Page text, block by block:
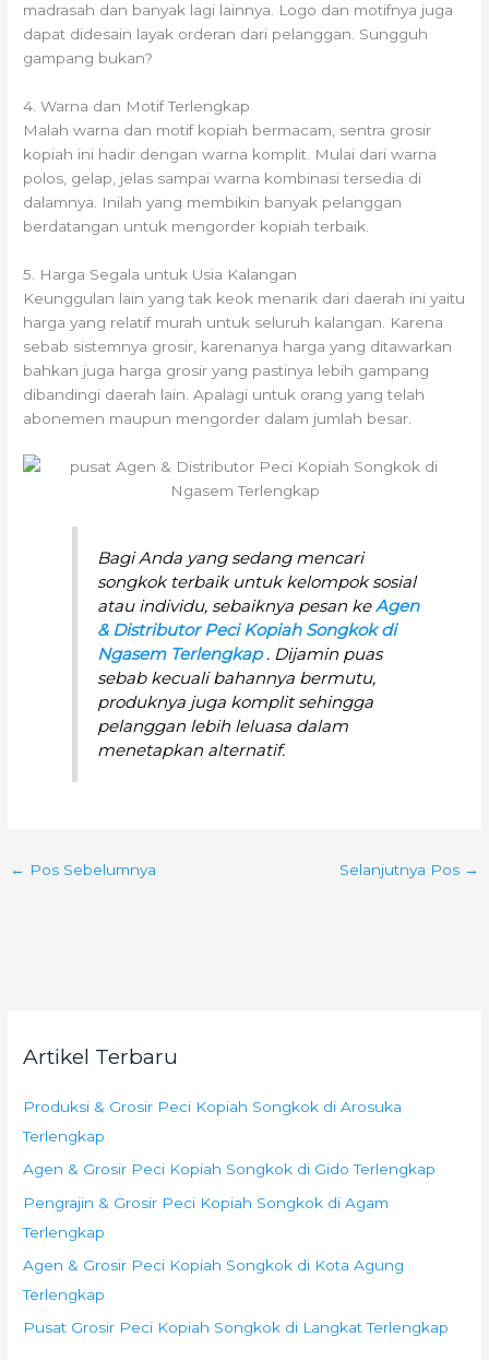
madrasah dan banyak lagi lainnya. Logo dan motifnya juga
dapat didesain layak orderan dari pelanggan. Sungguh
gampang bukan?
4. Warna dan Motif Terlengkap
Malah warna dan motif kopiah bermacam, sentra grosir
kopiah ini hadir dengan warna komplit. Mulai dari warna
polos, gelap, jelas sampai warna kombinasi tersedia di
dalamnya. Inilah yang membikin banyak pelanggan
berdatangan untuk mengorder kopiah terbaik.
5. Harga Segala untuk Usia Kalangan
Keunggulan lain yang tak keok menarik dari daerah ini yaitu
harga yang relatif murah untuk seluruh kalangan. Karena
sebab sistemnya grosir, karenanya harga yang ditawarkan
bahkan juga harga grosir yang pastinya lebih gampang
dibandingi daerah lain. Apalagi untuk orang yang telah
abonemen maupun mengorder dalam jumlah besar.
Bagi Anda yang sedang mencari
songkok terbaik untuk kelompok sosial
atau individu, sebaiknya pesan keAgen
& Distributor Peci Kopiah Songkok di
Ngasem Terlengkap. Dijamin puas
sebab kecuali bahannya bermutu,
produknya juga komplit sehingga
pelanggan lebih leluasa dalam
menetapkan alternatif.
← Pos Sebelumnya Selanjutnya Pos →
Artikel Terbaru
Produksi & Grosir Peci Kopiah Songkok di Arosuka
Terlengkap
Agen & Grosir Peci Kopiah Songkok di Gido Terlengkap
Pengrajin & Grosir Peci Kopiah Songkok di Agam
Terlengkap
Agen & Grosir Peci Kopiah Songkok di Kota Agung
Terlengkap
Pusat Grosir Peci Kopiah Songkok di Langkat Terlengkap